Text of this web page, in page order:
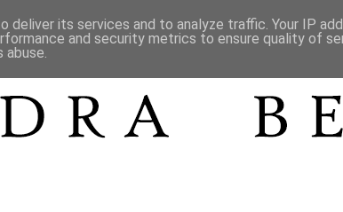
deliver its services and to analyze traffic. Your IP
and security metrics to ensure quality of